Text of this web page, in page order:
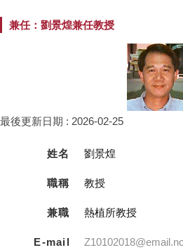
兼任：劉景煌兼任教授
最後更新日期 : 2026-02-25
姓名 劉景煌
職稱 教授
兼職 熱植所教授
E-mail